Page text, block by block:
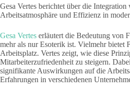
Gesa Vertes berichtet über die
Arbeitsatmosphäre und Effizienz in
Gesa Vertes erläutert die Bedeutung von
mehr als nur Esoterik ist. Vielmehr bietet
Arbeitsplatz. Vertes zeigt, wie diese
Mitarbeiterzufriedenheit zu steigern.
signifikante Auswirkungen auf die
Erfahrungen in verschiedenen